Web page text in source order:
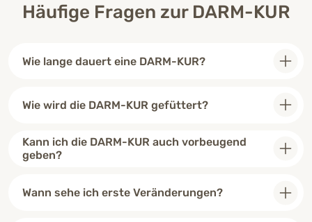
Häufige Fragen zur DARM-KUR
Wie lange dauert eine DARM-KUR?
Wie wird die DARM-KUR gefüttert?
Kann ich die DARM-KUR auch vorbeugend
geben?
Wann sehe ich erste Veränderungen?